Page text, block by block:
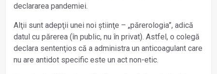
declararea pandemiei.
Alţii sunt adepţii unei noi știinţe – „părerologia”, adică
datul cu părerea (în public, nu în privat). Astfel, o colegă
declara sentenţios că a administra un anticoagulant care
nu are antidot specific este un act non-etic.